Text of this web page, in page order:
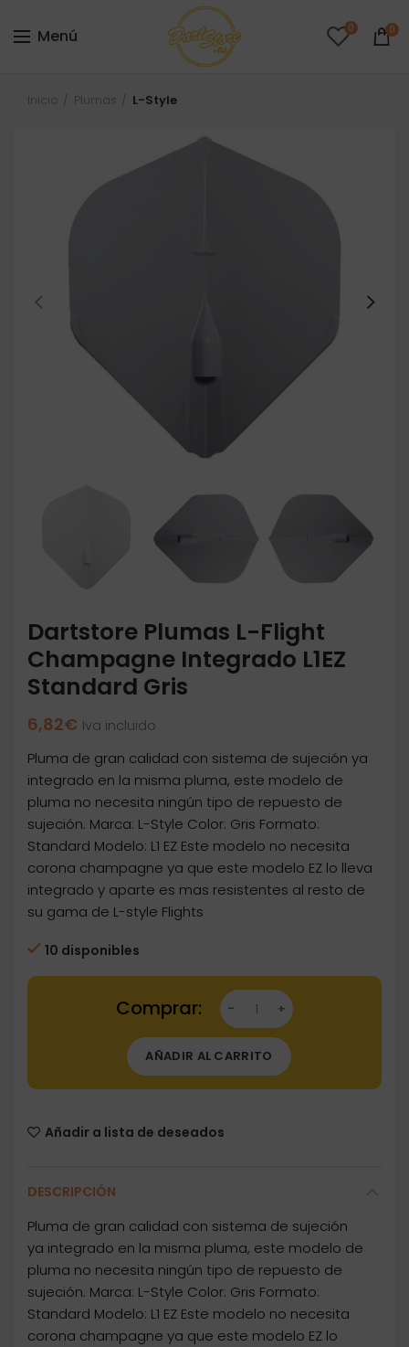
Menú 0 0
Inicio Plumas L-Style
Dartstore Plumas L-Flight
Champagne Integrado L1EZ
Standard Gris
6,82€ Iva incluido
Pluma de gran calidad con sistema de sujeción ya
integrado en la misma pluma, este modelo de
pluma no necesita ningún tipo de repuesto de
sujeción. Marca: L-Style Color: Gris Formato:
Standard Modelo: L1 EZ Este modelo no necesita
corona champagne ya que este modelo EZ lo lleva
integrado y aparte es mas resistentes al resto de
su gama de L-style Flights
10 disponibles
Dartstore Plumas L-Flight Champagne
AÑADIR AL CARRITO
Añadir a lista de deseados
DESCRIPCIÓN
Pluma de gran calidad con sistema de sujeción
ya integrado en la misma pluma, este modelo de
pluma no necesita ningún tipo de repuesto de
sujeción. Marca: L-Style Color: Gris Formato:
Standard Modelo: L1 EZ Este modelo no necesita
corona champagne ya que este modelo EZ lo